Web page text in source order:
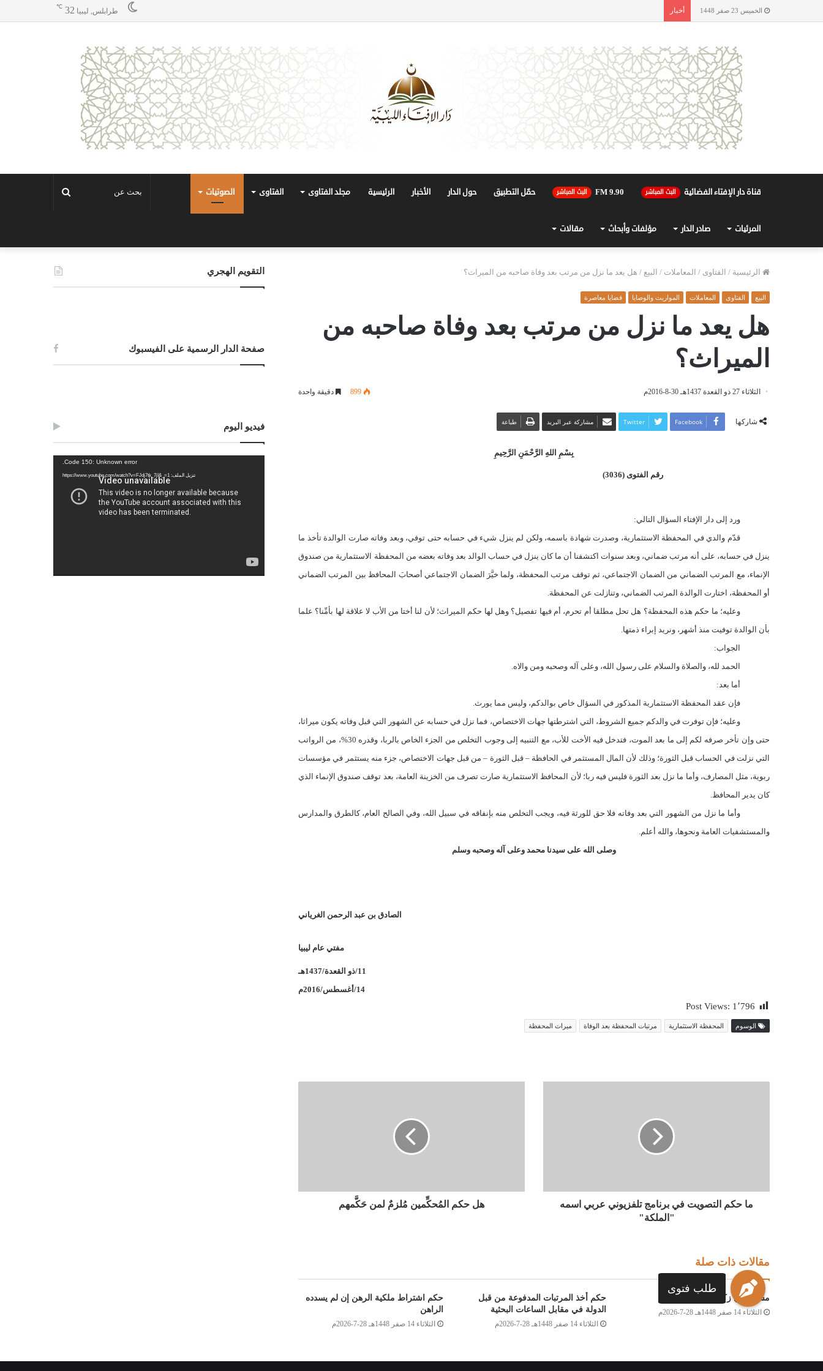
طلب فتوى
الخميس 23 صفر 1448 أخبار طرابلس, ليبيا 32
℃
قناة دار الإفتاء الفضائية البث المباشر 90.FM 9 البث المباشر حمّل التطبيق حول الدار الأخبار الرئيسية مجلد الفتاوى الفتاوى الصوتيات
المرئيات صادر الدار مؤلفات وأبحاث مقالات
الرئيسية / الفتاوى / المعاملات / البيع / هل يعد ما نزل من مرتب بعد وفاة صاحبه من الميراث؟
البيع الفتاوى المعاملات المواريث والوصايا قضايا معاصرة
هل يعد ما نزل من مرتب بعد وفاة صاحبه من
الميراث؟
الثلاثاء 27 ذو القعدة 1437هـ 30-8-2016م 899 دقيقة واحدة
شاركها Facebook
Twitter مشاركة عبر البريد طباعة
بِسْمِ اللهِ الرَّحْمَنِ الرَّحِيمِ
رقم الفتوى (3036)
ورد إلى دار الإفتاء السؤال التالي:
قدّم والدي في المحفظة الاستثمارية، وصدرت شهادة باسمه، ولكن لم ينزل شيء في حسابه حتى توفي، وبعد وفاته صارت الوالدة تأخذ ما
ينزل في حسابه، على أنه مرتب ضماني، وبعد سنوات اكتشفنا أن ما كان ينزل في حساب الوالد بعد وفاته بعضه من المحفظة الاستثمارية من صندوق
الإنماء، مع المرتب الضماني من الضمان الاجتماعي، ثم توقف مرتب المحفظة، ولما خيَّرَ الضمان الاجتماعي أصحابَ المحافظ بين المرتب الضماني
أو المحفظة، اختارت الوالدة المرتب الضماني، وتنازلت عن المحفظة.
وعليه؛ ما حكم هذه المحفظة؟ هل تحل مطلقا أم تحرم، أم فيها تفصيل؟ وهل لها حكم الميراث؛ لأن لنا أختا من الأب لا علاقة لها بأمِّنا؟ علما
بأن الوالدة توفيت منذ أشهر، ونريد إبراء ذمتها.
الجواب:
الحمد لله، والصلاة والسلام على رسول الله، وعلى آله وصحبه ومن والاه.
أما بعد:
فإن عقد المحفظة الاستثمارية المذكور في السؤال خاص بوالدكم، وليس مما يورث.
وعليه؛ فإن توفرت في والدكم جميع الشروط، التي اشترطتها جهات الاختصاص، فما نزل في حسابه عن الشهور التي قبل وفاته يكون ميراثا،
حتى وإن تأخر صرفه لكم إلى ما بعد الموت، فتدخل فيه الأخت للأب، مع التنبيه إلى وجوب التخلص من الجزء الخاص بالربا، وقدره 30%، من الرواتب
التي نزلت في الحساب قبل الثورة؛ وذلك لأن المال المستثمر في الحافظة – قبل الثورة – من قبل جهات الاختصاص، جزء منه يستثمر في مؤسسات
ربوية، مثل المصارف، وأما ما نزل بعد الثورة فليس فيه ربا؛ لأن المحافظ الاستثمارية صارت تصرف من الخزينة العامة، بعد توقف صندوق الإنماء الذي
كان يدير المحافظ.
وأما ما نزل من الشهور التي بعد وفاته فلا حق للورثة فيه، ويجب التخلص منه بإنفاقه في سبيل الله، وفي الصالح العام، كالطرق والمدارس
والمستشفيات العامة ونحوها، والله أعلم.
وصلى الله على سيدنا محمد وعلى آله وصحبه وسلم
الصادق بن عبد الرحمن الغرياني
مفتي عام ليبيا
11/ذو القعدة/1437هـ
14/أغسطس/2016م
Post Views: 1٬796
الوسوم المحفظة الاستثمارية مرتبات المحفظة بعد الوفاة ميراث المحفظة
ما حكم التصويت في برنامج تلفزيوني عربي اسمه
"الملكة"
هل حكم المُحكِّمين مُلزمٌ لمن حَكَّمهم
مقالات ذات صلة
مسألة في زكاة الشركات
الثلاثاء 14 صفر 1448هـ 28-7-2026م
حكم أخذ المرتبات المدفوعة من قبل
الدولة في مقابل الساعات البحثية
الثلاثاء 14 صفر 1448هـ 28-7-2026م
حكم اشتراط ملكية الرهن إن لم يسدده
الراهن
الثلاثاء 14 صفر 1448هـ 28-7-2026م
التقويم الهجري
صفحة الدار الرسمية على الفيسبوك
فيديو اليوم
Code 150: Unknown error.
تنزيل الملف: https://www.youtube.com/watch?v=FJdj7tk_7jI&_=1